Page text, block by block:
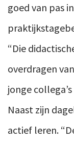
goed van pas
“Die
overdragen
jonge
Naast zijn
actief leren.